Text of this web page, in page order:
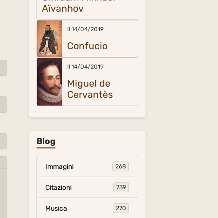
Aïvanhov
Il 14/04/2019
Confucio
Il 14/04/2019
Miguel de
Cervantès
Blog
Immagini 268
Citazioni 739
Musica 270